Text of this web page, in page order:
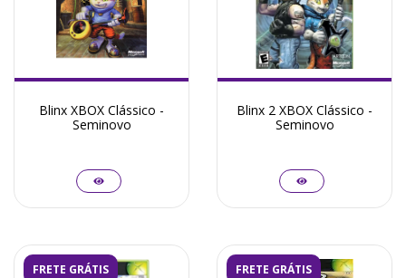
Blinx XBOX Clássico -
Seminovo
Blinx 2 XBOX Clássico -
Seminovo
FRETE GRÁTIS FRETE GRÁTIS